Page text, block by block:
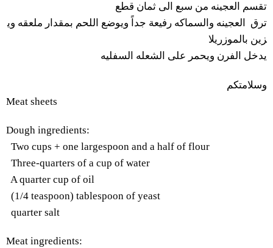
تقسم العجينه من سبع الى ثمان قطع
ترق
العجينه والسماكه رفيعة جداً ويوضع اللحم بمقدار ملعقه وي
زين بالموزريلا
يدخل الفرن ويحمر على الشعله السفليه
وسلامتكم
Meat sheets
Dough ingredients:
Two cups + one largespoon and a half of flour
Three-quarters of a cup of water
A quarter cup of oil
(1/4 teaspoon) tablespoon of yeast
quarter salt
Meat ingredients: